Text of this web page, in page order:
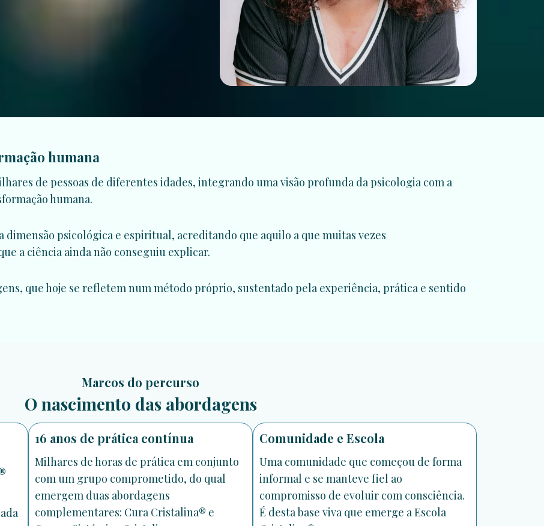
humana
de pessoas de diferentes idades, integrando uma visão profunda da psicologia com a
humana.
dimensão psicológica e espiritual, acreditando que aquilo a que muitas vezes
a ciência ainda não conseguiu explicar.
que hoje se refletem num método próprio, sustentado pela experiência, prática e sentido
Marcos do percurso
O nascimento das abordagens
16 anos de prática contínua
Milhares de horas de prática em conjunto
com um grupo comprometido, do qual
emergem duas abordagens
complementares: Cura Cristalina® e
Comunidade e Escola
Uma comunidade que começou de forma
informal e se manteve fiel ao
compromisso de evoluir com consciência.
É desta base viva que emerge a Escola